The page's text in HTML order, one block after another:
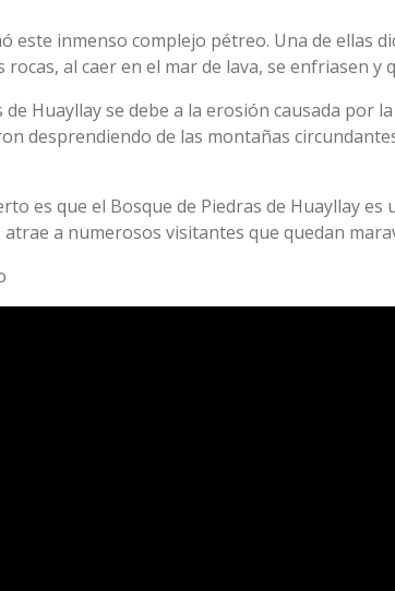
este inmenso complejo pétreo. Una de ellas
al caer en el mar de lava, se enfriasen y
Huayllay se debe a la erosión causada por
desprendiendo de las montañas
es que el Bosque de Piedras de Huayllay
a numerosos visitantes que quedan